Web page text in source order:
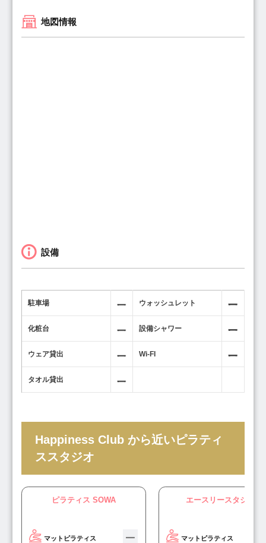
地図情報
設備
駐車場 ウォッシュレット
化粧台 設備シャワー
ウェア貸出 Wi-FI
タオル貸出
Happiness Club から近いピラティ
ススタジオ
ピラティス SOWA
マットピラティス
エースリースタジオ
マットピラティス